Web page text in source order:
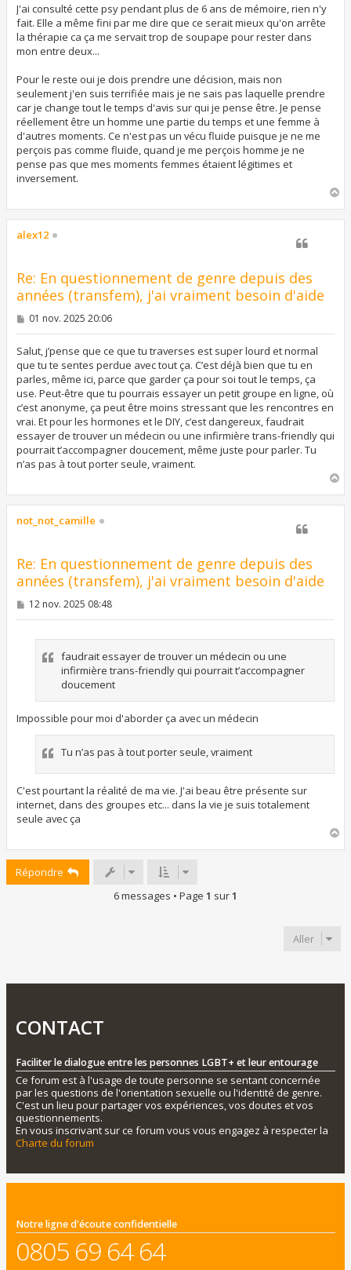
J'ai consulté cette psy pendant plus de 6 ans de mémoire, rien n'y
fait. Elle a même fini par me dire que ce serait mieux qu'on arrête
la thérapie ca ça me servait trop de soupape pour rester dans
mon entre deux...
Pour le reste oui je dois prendre une décision, mais non
seulement j'en suis terrifiée mais je ne sais pas laquelle prendre
car je change tout le temps d'avis sur qui je pense être. Je pense
réellement être un homme une partie du temps et une femme à
d'autres moments. Ce n'est pas un vécu fluide puisque je ne me
perçois pas comme fluide, quand je me perçois homme je ne
pense pas que mes moments femmes étaient légitimes et
inversement.
u
alex12
Re: En questionnement de genre depuis des
années (transfem), j'ai vraiment besoin d'aide
M
s
a
g
e
01 nov. 2025 20:06
Salut, j’pense que ce que tu traverses est super lourd et normal
que tu te sentes perdue avec tout ça. C’est déjà bien que tu en
parles, même ici, parce que garder ça pour soi tout le temps, ça
use. Peut-être que tu pourrais essayer un petit groupe en ligne, où
c’est anonyme, ça peut être moins stressant que les rencontres en
vrai. Et pour les hormones et le DIY, c’est dangereux, faudrait
essayer de trouver un médecin ou une infirmière trans-friendly qui
pourrait t’accompagner doucement, même juste pour parler. Tu
n’as pas à tout porter seule, vraiment.
u
not_not_camille
Re: En questionnement de genre depuis des
années (transfem), j'ai vraiment besoin d'aide
M12 nov. 2025 08:48
faudrait essayer de trouver un médecin ou une
infirmière trans-friendly qui pourrait t’accompagner
doucement
Impossible pour moi d'aborder ça avec un médecin
Tu n’as pas à tout porter seule, vraiment
C'est pourtant la réalité de ma vie. J'ai beau être présente sur
internet, dans des groupes etc... dans la vie je suis totalement
seule avec ça
Répondre
6 messages • Page 1 sur1
Aller
CONTACT
Faciliter le dialogue entre les personnes LGBT+ et leur entourage
Ce forum est à l'usage de toute personne se sentant concernée
par les questions de l'orientation sexuelle ou l'identité de genre.
C'est un lieu pour partager vos expériences, vos doutes et vos
questionnements.
En vous inscrivant sur ce forum vous vous engagez à respecter la
Charte du forum
Notre ligne d'écoute confidentielle
0805 69 64 64